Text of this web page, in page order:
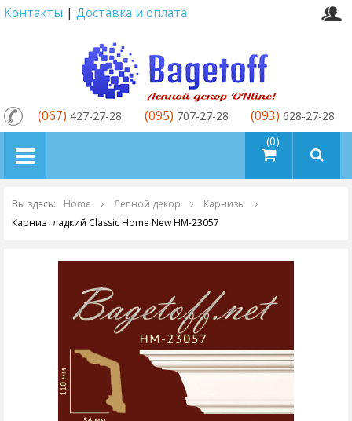
Контакты | Доставка и оплата
товаров (0)
(067) 427-27-28 (095) 707-27-28 (093) 628-27-28
Вы здесь: Home Лепной декор
Карнизы
Карниз гладкий Classic Home New HM-23057